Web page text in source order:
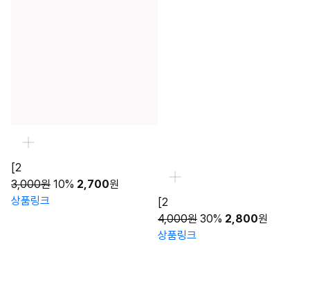
[2
3,000원 10% 2,700원
상품링크
[2
4,000원 30% 2,800원
상품링크